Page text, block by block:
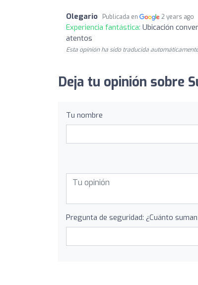
Olegario Publicada en 2 years ago
Experiencia fantástica: Ubicación
atentos
Esta opinión ha sido traducida
Deja tu opinión sobre
Tu nombre
Pregunta de seguridad: ¿Cuánto